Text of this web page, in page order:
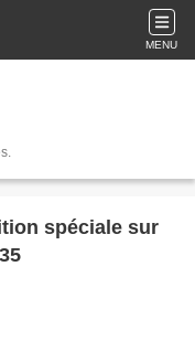
MENU
spéciale sur